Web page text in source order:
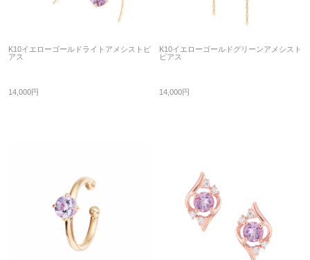
K10イエローゴールドライトアメシストピ
アス
14,000円
K10イエローゴールドグリーンアメシスト
ピアス
14,000円